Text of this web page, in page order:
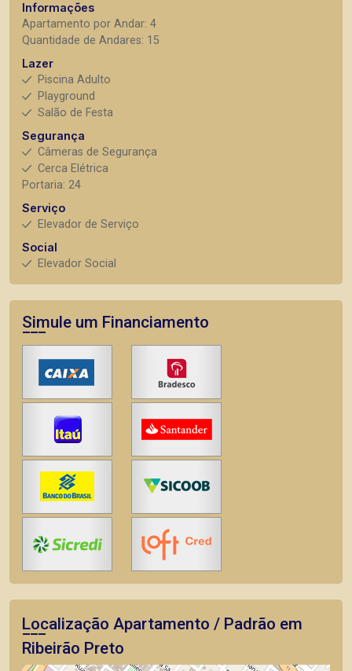
Informações
Apartamento por Andar: 4
Quantidade de Andares: 15
Lazer
Piscina Adulto
Playground
Salão de Festa
Segurança
Câmeras de Segurança
Cerca Elétrica
Portaria: 24
Serviço
Elevador de Serviço
Social
Elevador Social
Simule um Financiamento
Localização Apartamento / Padrão em
Ribeirão Preto